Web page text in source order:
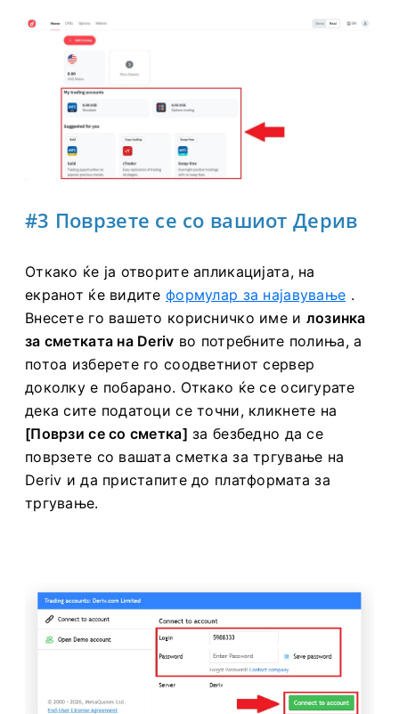
#3 Поврзете се со вашиот Дерив
Откако ќе ја отворите апликацијата, на
екранот ќе видитеформулар за најавување .
Внесете го вашето корисничко име и лозинка
за сметката на Deriv во потребните полиња, а
потоа изберете го соодветниот сервер
доколку е побарано. Откако ќе се осигурате
дека сите податоци се точни, кликнете на
[Поврзи се со сметка] за безбедно да се
поврзете со вашата сметка за тргување на
Deriv и да пристапите до платформата за
тргување.